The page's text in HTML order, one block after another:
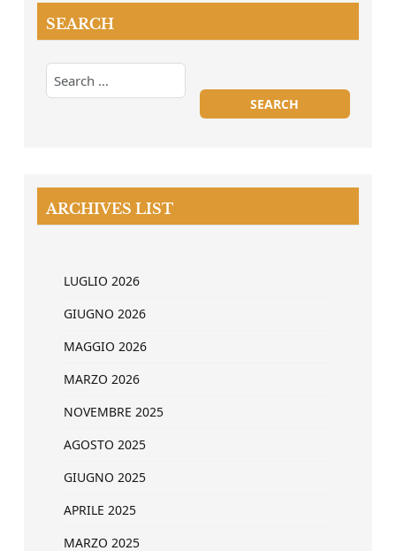
SEARCH
ARCHIVES LIST
LUGLIO 2026
GIUGNO 2026
MAGGIO 2026
MARZO 2026
NOVEMBRE 2025
AGOSTO 2025
GIUGNO 2025
APRILE 2025
MARZO 2025